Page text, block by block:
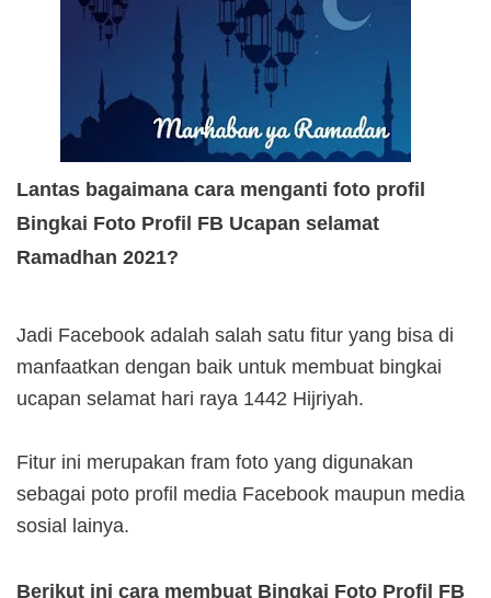
Lantas bagaimana cara menganti foto profil
Bingkai Foto Profil FB Ucapan selamat
Ramadhan 2021?
Jadi Facebook adalah salah satu fitur yang bisa di
manfaatkan dengan baik untuk membuat bingkai
ucapan selamat hari raya 1442 Hijriyah.
Fitur ini merupakan fram foto yang digunakan
sebagai poto profil media Facebook maupun media
sosial lainya.
Berikut ini cara membuat Bingkai Foto Profil FB